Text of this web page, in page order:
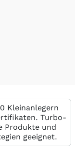
Kleinanlegern
Turbo-
Produkte und
geeignet.